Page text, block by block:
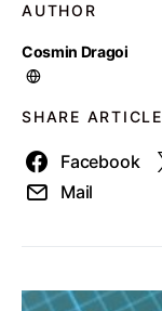
AUTHOR
Cosmin Dragoi
SHARE ARTICLE
Facebook
Mail